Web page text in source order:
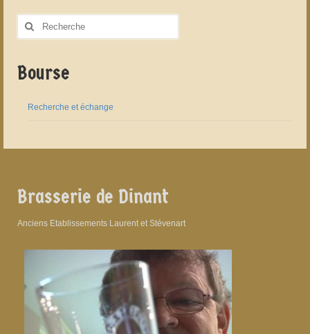
Rechercher
Bourse
Recherche et échange
Brasserie de Dinant
Anciens Etablissements Laurent et Stévenart